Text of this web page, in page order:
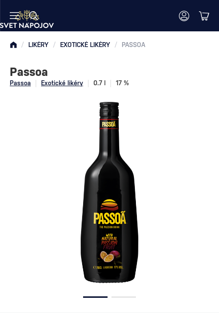
/ LIKÉRY / EXOTICKÉ LIKÉRY / PASSOA
Passoa Exotické likéry 0.7 l 17 %
Passoa